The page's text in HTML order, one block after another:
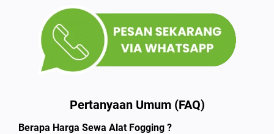
Pertanyaan Umum (FAQ)
Berapa Harga Sewa Alat Fogging ?